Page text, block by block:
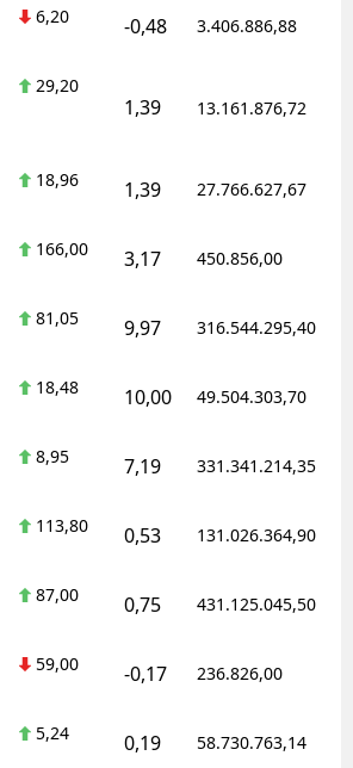
6,20 -0,48 3.406.886,88
29,20
1,39 13.161.876,72
18,96 1,39 27.766.627,67
166,00 3,17 450.856,00
81,05 9,97 316.544.295,40
18,48 10,00 49.504.303,70
8,95 7,19 331.341.214,35
113,80 0,53 131.026.364,90
87,00 0,75 431.125.045,50
59,00 -0,17 236.826,00
5,24 0,19 58.730.763,14